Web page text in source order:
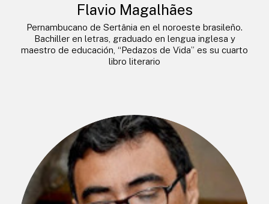
Flavio Magalhães
Pernambucano de Sertânia en el noroeste brasileño.
Bachiller en letras, graduado en lengua inglesa y
maestro de educación, “Pedazos de Vida” es su cuarto
libro literario